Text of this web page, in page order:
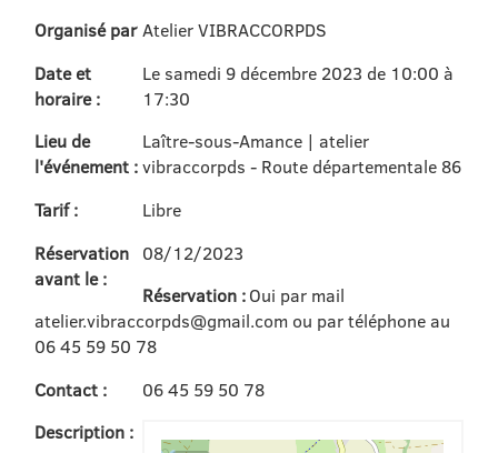
Organisé par Atelier VIBRACCORPDS
Date et
horaire :
Le samedi 9 décembre 2023 de 10:00 à
17:30
Lieu de
l'événement :
Laître-sous-Amance | atelier
vibraccorpds - Route départementale 86
Tarif :
Libre
Réservation
avant le :
08/12/2023
Réservation : Oui par mail
atelier.vibraccorpds@gmail.com ou par téléphone au
06 45 59 50 78
Contact :
06 45 59 50 78
Description :